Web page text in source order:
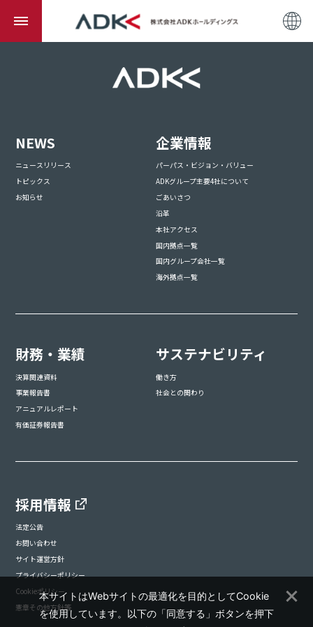
NEWS
ニュースリリース
トピックス
お知らせ
企業情報
パーパス・ビジョン・バリュー
ADKグループ主要4社について
ごあいさつ
沿革
本社アクセス
国内拠点一覧
国内グループ会社一覧
海外拠点一覧
財務・業績
決算関連資料
事業報告書
アニュアルレポート
有価証券報告書
サステナビリティ
働き方
社会との関わり
採用情報
法定公告
お問い合わせ
サイト運営方針
プライバシーポリシー
Cookieポリシー
憲章その他方針等
本サイトはWebサイトの最適化を目的としてCookie
を使用しています。以下の「同意する」ボタンを押下